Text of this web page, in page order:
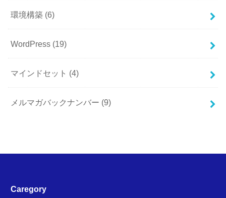
環境構築 (6)
WordPress (19)
マインドセット (4)
メルマガバックナンバー (9)
Caregory